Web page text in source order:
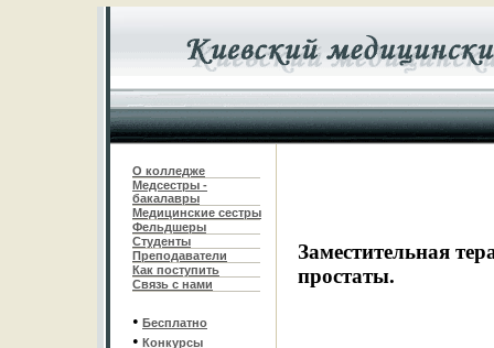
О колледже
Медсестры -
бакалавры
Медицинские сестры
Фельдшеры
Студенты
Преподаватели
Как поступить
Связь с нами
• Бесплатно
• Конкурсы
Заместительная
простаты.